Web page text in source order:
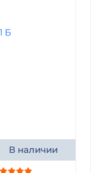
В наличии